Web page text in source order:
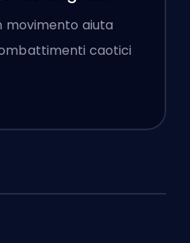
movimento aiuta
caotici